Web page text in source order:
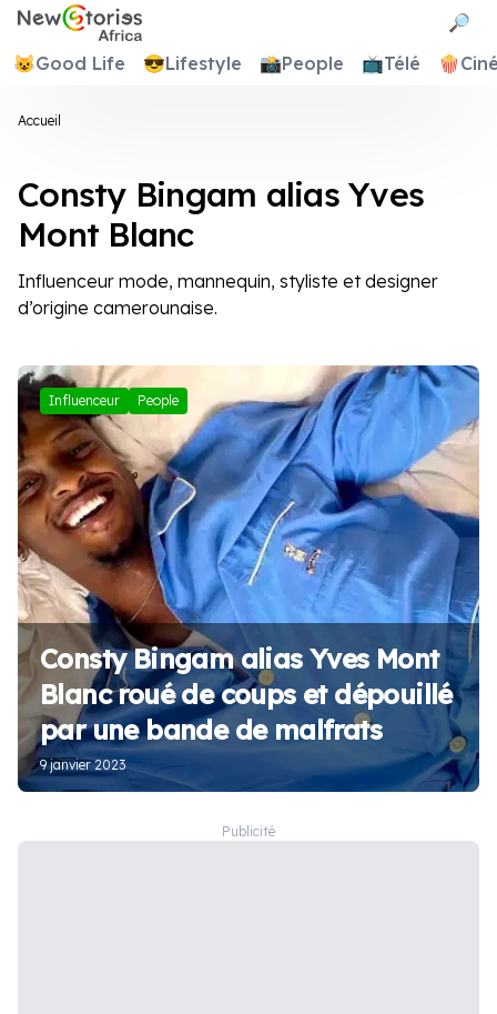
Newstories Africa
🔎
😺Good Life 😎Lifestyle 📸People 📺Télé 🍿
Accueil
Consty Bingam alias Yves
Mont Blanc
Influenceur mode, mannequin, styliste et designer
d’origine camerounaise.
Influenceur People
Consty Bingam alias Yves Mont
Blanc roué de coups et dépouillé
par une bande de malfrats
9 janvier 2023